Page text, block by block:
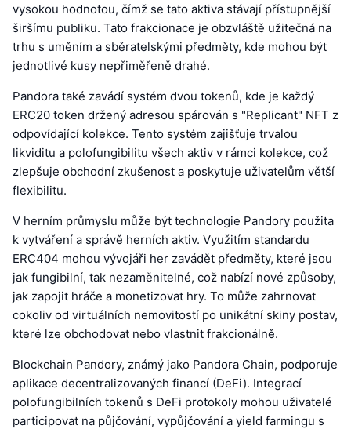
vysokou hodnotou, čímž se tato aktiva stávají přístupnější
širšímu publiku. Tato frakcionace je obzvláště užitečná na
trhu s uměním a sběratelskými předměty, kde mohou být
jednotlivé kusy nepřiměřeně drahé.
Pandora také zavádí systém dvou tokenů, kde je každý
ERC20 token držený adresou spárován s "Replicant" NFT z
odpovídající kolekce. Tento systém zajišťuje trvalou
likviditu a polofungibilitu všech aktiv v rámci kolekce, což
zlepšuje obchodní zkušenost a poskytuje uživatelům větší
flexibilitu.
V herním průmyslu může být technologie Pandory použita
k vytváření a správě herních aktiv. Využitím standardu
ERC404 mohou vývojáři her zavádět předměty, které jsou
jak fungibilní, tak nezaměnitelné, což nabízí nové způsoby,
jak zapojit hráče a monetizovat hry. To může zahrnovat
cokoliv od virtuálních nemovitostí po unikátní skiny postav,
které lze obchodovat nebo vlastnit frakcionálně.
Blockchain Pandory, známý jako Pandora Chain, podporuje
aplikace decentralizovaných financí (DeFi). Integrací
polofungibilních tokenů s DeFi protokoly mohou uživatelé
participovat na půjčování, vypůjčování a yield farmingu s